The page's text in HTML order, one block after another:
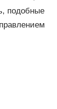
подобные